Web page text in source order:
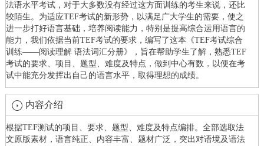
法语水平考试，对于大多数没有经过这方面训练的考生来说，还比
较陌生。为适应TEF考试的新形势，以满足广大学生的需要，使之
进一步打好语言基础，培养阅读能力，特别是提高综合运用语言的
能力，我们依据当前TEF考试的要求，编写了这本《TEF考试综合
训练——阅读理解 语法词汇分册》，旨在帮助学生了解，熟悉TEF
考试的要求、项目、题型、难度及特点，做到中心有数，以便在考
试中能充分发挥出自己的语言水平，取得理想的成绩。
内容介绍
根据TEF测试的项目、要求、题型、难度及特点编排。全部选取法
文原版素材，语言纯正、内容丰富、题材广泛，突出对语境及语法